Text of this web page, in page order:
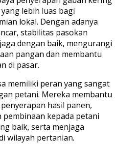
lebih luas bagi
lokal. Dengan adanya
stabilitas pasokan
dengan baik, mengurangi
pangan dan membantu
di pasar.
memiliki peran yang sangat
petani. Mereka membantu
hasil panen,
kepada petani
baik, serta menjaga
wilayah pertanian.